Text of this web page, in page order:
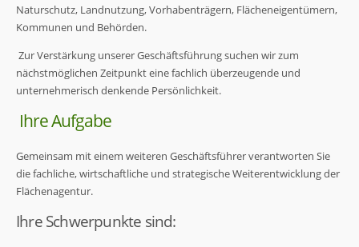
Naturschutz, Landnutzung, Vorhabenträgern, Flächeneigentümern,
Kommunen und Behörden.
Zur Verstärkung unserer Geschäftsführung suchen wir zum
nächstmöglichen Zeitpunkt eine fachlich überzeugende und
unternehmerisch denkende Persönlichkeit.
Ihre Aufgabe
Gemeinsam mit einem weiteren Geschäftsführer verantworten Sie
die fachliche, wirtschaftliche und strategische Weiterentwicklung der
Flächenagentur.
Ihre Schwerpunkte sind: